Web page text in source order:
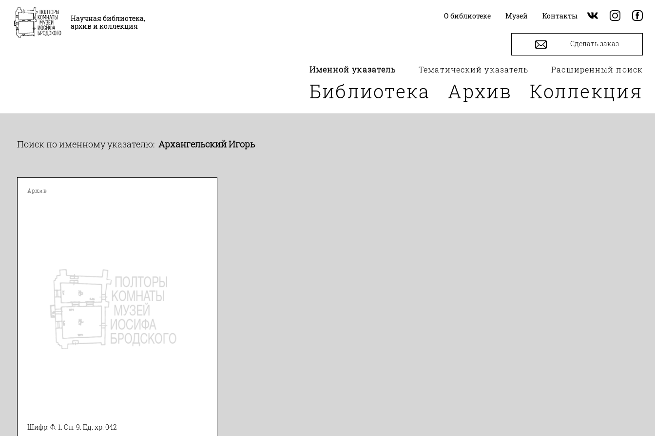
Научная библиотека,
архив и коллекция
О библиотеке Музей Контакты
Именной указатель Тематический указатель Расширенный поиск
Сделать заказ
Библиотека Архив Коллекция
Поиск по именному указателю: Архангельский Игорь
Архив
Шифр: Ф. 1. Оп. 9. Ед. хр. 042